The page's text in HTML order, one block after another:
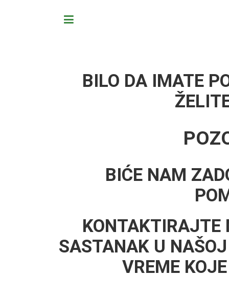
BILO DA IMATE
BIĆE NAM
KONTAKTIRAJTE
SASTANAK U
VREME